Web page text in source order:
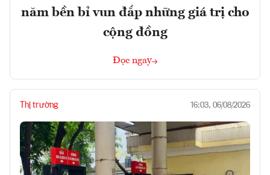
năm bền bỉ vun đắp những giá trị cho
cộng đồng
Đọc ngay
Thị trường 16:03, 06/08/2026